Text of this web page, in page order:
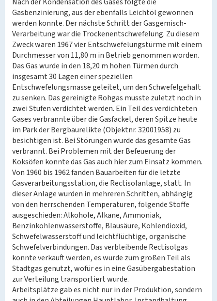
Gasbenzinierung, aus der ebenfalls Leichtöl gewonnen
werden konnte. Der nächste Schritt der Gasgemisch-
Verarbeitung war die Trockenentschwefelung. Zu diesem
Zweck waren 1967 vier Entschwefelungstürme mit einem
Durchmesser von 11,80 m in Betrieb genommen worden.
Das Gas wurde in den 18,20 m hohen Türmen durch
insgesamt 30 Lagen einer speziellen
Entschwefelungsmasse geleitet, um den Schwefelgehalt
zu senken. Das gereinigte Rohgas musste zuletzt noch in
zwei Stufen verdichtet werden. Ein Teil des verdichteten
Gases verbrannte über die Gasfackel, deren Spitze heute
im Park der Bergbaurelikte (Objektnr. 32001958) zu
besichtigen ist. Bei Störungen wurde das gesamte Gas
verbrannt. Bei Problemen mit der Befeuerung der
Koksöfen konnte das Gas auch hier zum Einsatz kommen.
Von 1960 bis 1962 fanden Bauarbeiten für die letzte
Gasverarbeitungsstation, die Rectisolanlage, statt. In
dieser Anlage wurden in mehreren Schritten, abhängig
von den herrschenden Temperaturen, folgende Stoffe
ausgeschieden: Alkohole, Alkane, Ammoniak,
Benzinkohlenwasserstoffe, Blausäure, Kohlendioxid,
Schwefelwasserstoff und leichtflüchtige, organische
Schwefelverbindungen. Das verbleibende Rectisolgas
konnte verkauft werden, es wurde zum großen Teil als
Stadtgas genutzt, wofür es in eine Gasübergabestation
zur Verteilung transportiert wurde.
Arbeitsplätze gab es nicht nur in der Produktion, sondern